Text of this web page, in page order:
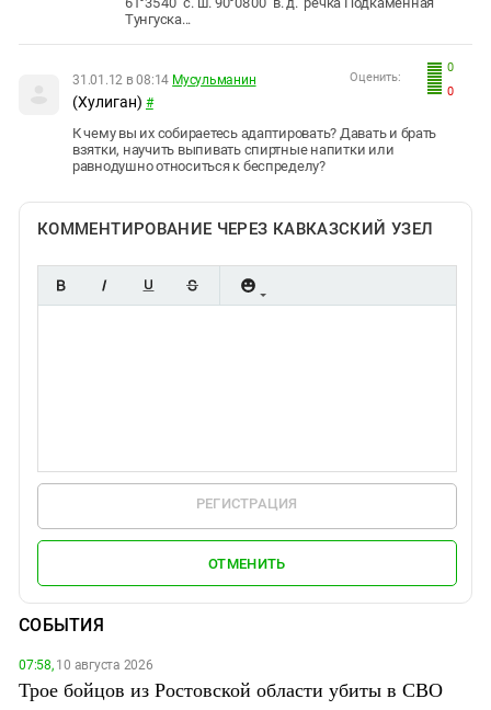
Тунгуска...
0
0
Оценить:
31.01.12 в 08:14 Мусульманин
(Хулиган) #
К чему вы их собираетесь адаптировать? Давать и брать
взятки, научить выпивать спиртные напитки или
равнодушно относиться к беспределу?
КОММЕНТИРОВАНИЕ ЧЕРЕЗ КАВКАЗСКИЙ УЗЕЛ
РЕГИСТРАЦИЯ
ОТМЕНИТЬ
СОБЫТИЯ
07:58,10 августа 2026
Трое бойцов из Ростовской области убиты в СВО